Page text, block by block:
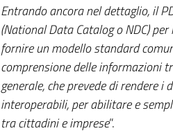
Entrando ancora nel dettaglio, il
(National Data Catalog o NDC)
fornire un modello standard
comprensione delle informazioni
generale, che prevede di rendere
interoperabili, per abilitare e
tra cittadini e imprese”.